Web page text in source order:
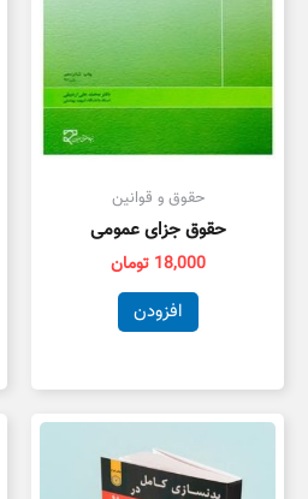
حقوق و قوانین
حقوق جزای عمومی
18,000 تومان
افزودن